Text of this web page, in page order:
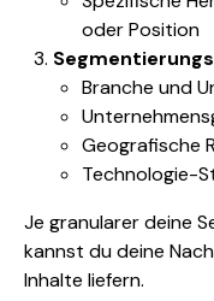
oder Position
Branche und
Geografische
Technologie-
Je granularer deine
kannst du deine
Inhalte liefern.